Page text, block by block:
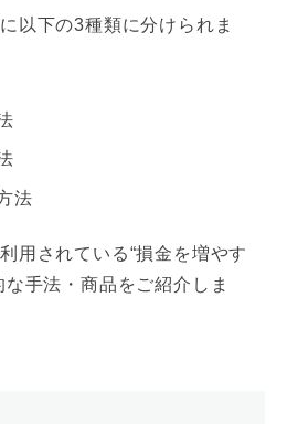
以下の3種類に分けられま
法
用されている“損金を増やす
手法・商品をご紹介しま